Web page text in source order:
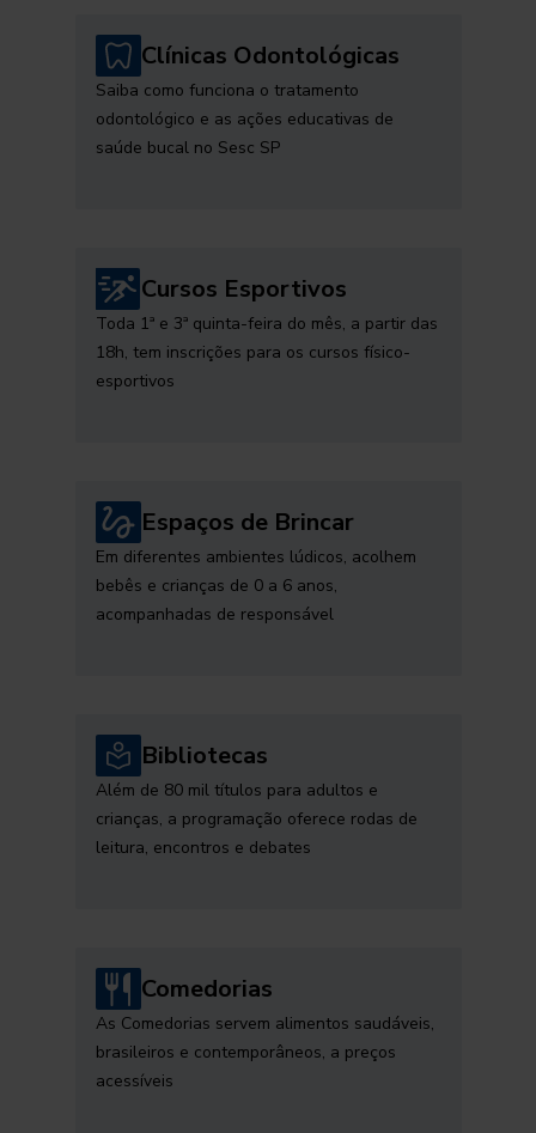
Clínicas Odontológicas
Saiba como funciona o tratamento
odontológico e as ações educativas de
saúde bucal no Sesc SP
Cursos Esportivos
Toda 1ª e 3ª quinta-feira do mês, a partir das
18h, tem inscrições para os cursos físico-
esportivos
Espaços de Brincar
Em diferentes ambientes lúdicos, acolhem
bebês e crianças de 0 a 6 anos,
acompanhadas de responsável
Bibliotecas
Além de 80 mil títulos para adultos e
crianças, a programação oferece rodas de
leitura, encontros e debates
Comedorias
As Comedorias servem alimentos saudáveis,
brasileiros e contemporâneos, a preços
acessíveis